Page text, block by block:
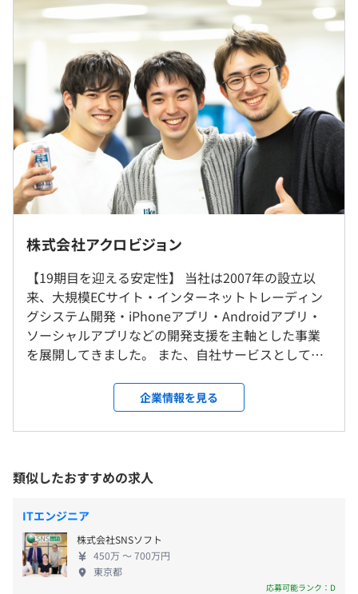
深め仕事において有意義な時間を過ごすようにしていま
■成果とプロセス、どちらも重視した評価体制
評価は、成果とプロセスの両面で行います。
極端な成果主義というわけではなく、安定の要素も取り入
れた成果と安定のハイブリッドになっています。
■案件名：医療施設予約サイトのサーバーサイド開発、保
環境・スキル：PHP、SQL、HTML＋CSS、Javascript、
Linux、AWS
その他：ポータルサイトシステム管理画面の開発、基本設
計〜実装・テスト
■案件名：既存アプリiOS/Androidアプリの機能追加
環境・スキル：iOS/Android React Native、GO Lang、
JavaScript、Swift
その他：要件定義/基本設計などの上流工程業務
環境・スキル：AWS設計・構築、JavaScript
築、テスト、リリースまで一連の業務支援
■案件名：位置情報ビッグデータWEBサービス開発
環境・スキル：React、AWS、mapbox
・入社拠点は希望を１００％反映
・勤務先はクライアント先となります。
・自宅からの距離等も考慮の上決定致します。
・転勤はございません。（家庭の事情などで相談は可能で
ございます）
就業場所の変更範囲
＜雇入時＞
（変更の範囲）常駐先、事業所及びテレワークを行う場所
岡
受動喫煙防止措置に関する事項
・従業員に対する受動喫煙対策：あり
・対策内容：敷地内禁煙（喫煙場所あり）
基本給：196,160円～324,812円
固定残業代：32,320円～57,389円（20時間分、超過分は
別途支給）
常駐手当：10,687円～42,466円
・昇給：年1～2回（人事考課による）
・賞与：年2回
・試用期間：3ヶ月（条件変更なし）
・契約社員期間の定め：3~6ヶ月（条件変更なし）
※契約社員の場合は3～6ヶ月後に正社員登要あり（実
績：問題がなければほぼ100％登要）
※スキルや経験を考慮の上、当社賃金規定により決定しま
※固定残業時間を超える時間外労働、休日労働、深夜労働
については割増賃金（残業代）を追加で支給します
は年収提示額を保証するものではありません）
9:30 〜 18:30（就業先によります）
平均残業時間：平均15時間／月 （※超過分は別途支
給）
株式会社アクロビジョン
【19期目を迎える安定性】 当社は2007年の設立以
来、大規模ECサイト・インターネットトレーディン
グシステム開発・iPhoneアプリ・Androidアプリ・
ソーシャルアプリなどの開発支援を主軸とした事業
を展開してきました。 また、自社サービスとしてエ
発・運用も手掛けています。 【自身に合うプロジェ
クトにジョイン】 弊社は業務委託を中心としたビジ
ネス展開をしており、ご提案可能な案件の種類は上
ルディングス株式会社や株式会社リクルートホール
ディングスなど、幅広いお取引先様からお声掛けい
ただいており、スキルや経験、志向に合わせたプロ
ジェクトをご提案可能です。 昨今はリモートと出社
のハイブリッドのような勤務体制やフルリモートも
多く、以前よりも働きやすい環境が整いつつありま
企業情報を見る
類似したおすすめの求人
ITエンジニア
株式会社SNSソフト
450万 〜 700万円
東京都
応募可能ランク：D